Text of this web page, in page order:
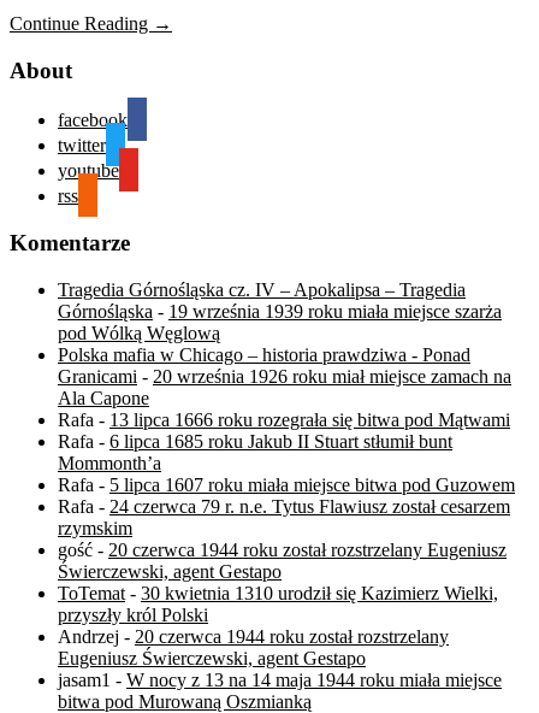
Continue Reading →
About
facebook
twitter
youtube
rss
Komentarze
Tragedia Górnośląska cz. IV – Apokalipsa – Tragedia
Górnośląska - 19 września 1939 roku miała miejsce szarża
pod Wólką Węglową
Polska mafia w Chicago – historia prawdziwa - Ponad
Granicami - 20 września 1926 roku miał miejsce zamach na
Ala Capone
Rafa - 13 lipca 1666 roku rozegrała się bitwa pod Mątwami
Rafa - 6 lipca 1685 roku Jakub II Stuart stłumił bunt
Mommonth’a
Rafa - 5 lipca 1607 roku miała miejsce bitwa pod Guzowem
Rafa - 24 czerwca 79 r. n.e. Tytus Flawiusz został cesarzem
rzymskim
gość - 20 czerwca 1944 roku został rozstrzelany Eugeniusz
Świerczewski, agent Gestapo
ToTemat - 30 kwietnia 1310 urodził się Kazimierz Wielki,
przyszły król Polski
Andrzej - 20 czerwca 1944 roku został rozstrzelany
Eugeniusz Świerczewski, agent Gestapo
jasam1 - W nocy z 13 na 14 maja 1944 roku miała miejsce
bitwa pod Murowaną Oszmianką